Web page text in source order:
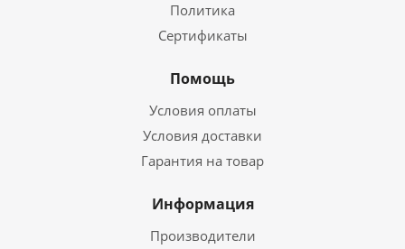
Политика
Сертификаты
Помощь
Условия оплаты
Условия доставки
Гарантия на товар
Информация
Производители